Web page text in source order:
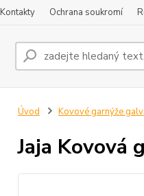
Kontakty Ochrana soukromí
Úvod Kovové garnýže
Jaja Kovová